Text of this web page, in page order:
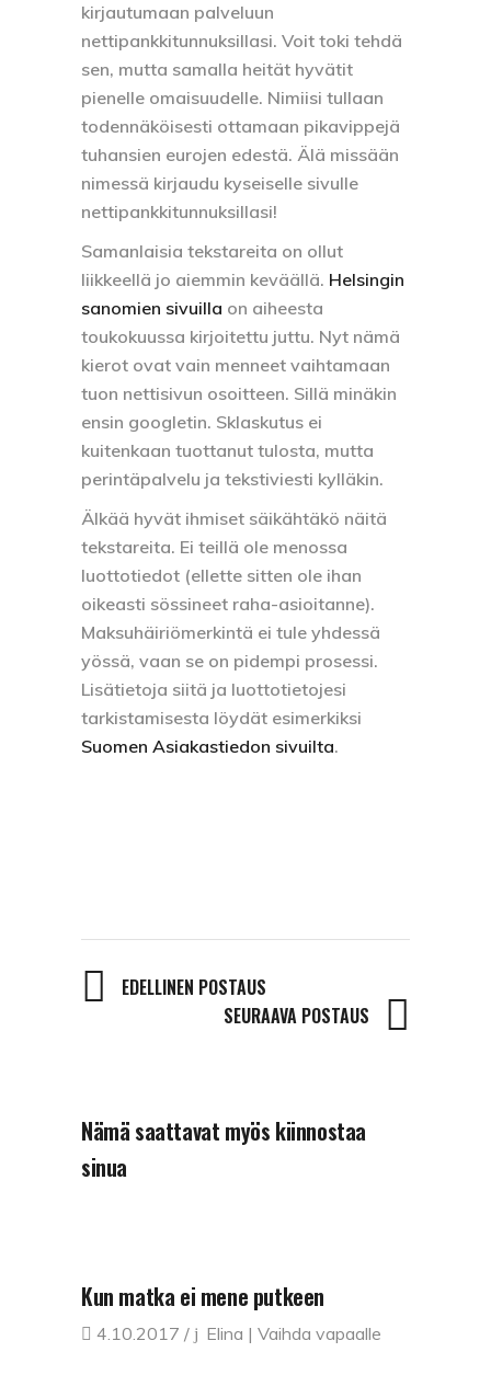
kirjautumaan palveluun
nettipankkitunnuksillasi. Voit toki tehdä
sen, mutta samalla heität hyvätit
pienelle omaisuudelle. Nimiisi tullaan
todennäköisesti ottamaan pikavippejä
tuhansien eurojen edestä. Älä missään
nimessä kirjaudu kyseiselle sivulle
nettipankkitunnuksillasi!
Samanlaisia tekstareita on ollut
liikkeellä jo aiemmin keväällä. Helsingin
sanomien sivuilla on aiheesta
toukokuussa kirjoitettu juttu. Nyt nämä
kierot ovat vain menneet vaihtamaan
tuon nettisivun osoitteen. Sillä minäkin
ensin googletin. Sklaskutus ei
kuitenkaan tuottanut tulosta, mutta
perintäpalvelu ja tekstiviesti kylläkin.
Älkää hyvät ihmiset säikähtäkö näitä
tekstareita. Ei teillä ole menossa
luottotiedot (ellette sitten ole ihan
oikeasti sössineet raha-asioitanne).
Maksuhäiriömerkintä ei tule yhdessä
yössä, vaan se on pidempi prosessi.
Lisätietoja siitä ja luottotietojesi
tarkistamisesta löydät esimerkiksi
Suomen Asiakastiedon sivuilta.
EDELLINEN POSTAUS
SEURAAVA POSTAUS
Nämä saattavat myös kiinnostaa
sinua
Kun matka ei mene putkeen
4.10.2017 Elina | Vaihda vapaalle